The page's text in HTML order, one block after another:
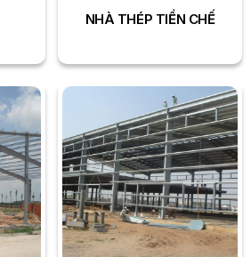
NHÀ THÉP TIỀN CHẾ